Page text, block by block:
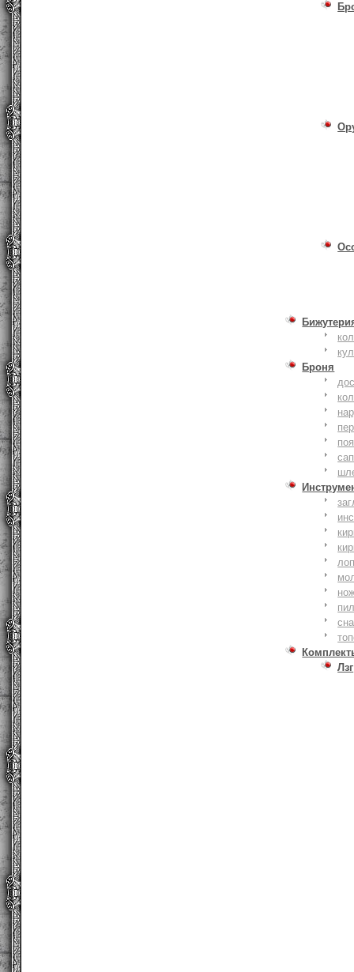
Броня
Лзг